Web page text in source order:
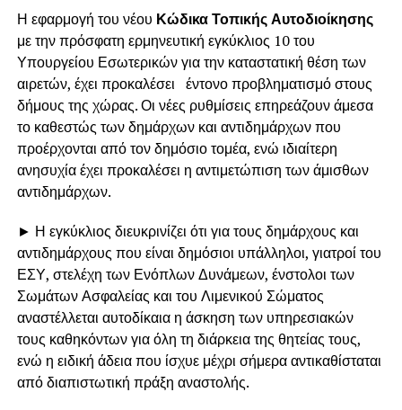
Η εφαρμογή του νέου Κώδικα Τοπικής Αυτοδιοίκησης
με την πρόσφατη ερμηνευτική εγκύκλιος 10 του
Υπουργείου Εσωτερικών για την καταστατική θέση των
αιρετών, έχει προκαλέσει έντονο προβληματισμό στους
δήμους της χώρας. Οι νέες ρυθμίσεις επηρεάζουν άμεσα
το καθεστώς των δημάρχων και αντιδημάρχων που
προέρχονται από τον δημόσιο τομέα, ενώ ιδιαίτερη
ανησυχία έχει προκαλέσει η αντιμετώπιση των άμισθων
αντιδημάρχων.
► Η εγκύκλιος διευκρινίζει ότι για τους δημάρχους και
αντιδημάρχους που είναι δημόσιοι υπάλληλοι, γιατροί του
ΕΣΥ, στελέχη των Ενόπλων Δυνάμεων, ένστολοι των
Σωμάτων Ασφαλείας και του Λιμενικού Σώματος
αναστέλλεται αυτοδίκαια η άσκηση των υπηρεσιακών
τους καθηκόντων για όλη τη διάρκεια της θητείας τους,
ενώ η ειδική άδεια που ίσχυε μέχρι σήμερα αντικαθίσταται
από διαπιστωτική πράξη αναστολής.